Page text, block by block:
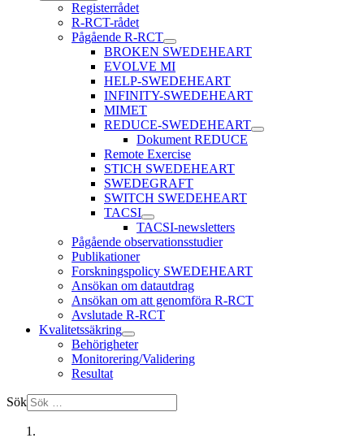
Registerrådet
R-RCT-rådet
Pågående R-RCT
BROKEN SWEDEHEART
EVOLVE MI
HELP-SWEDEHEART
INFINITY-SWEDEHEART
MIMET
REDUCE-SWEDEHEART
Dokument REDUCE
Remote Exercise
STICH SWEDEHEART
SWEDEGRAFT
SWITCH SWEDEHEART
TACSI
TACSI-newsletters
Pågående observationsstudier
Publikationer
Forskningspolicy SWEDEHEART
Ansökan om datautdrag
Ansökan om att genomföra R-RCT
Avslutade R-RCT
Kvalitetssäkring
Behörigheter
Monitorering/Validering
Resultat
Sök